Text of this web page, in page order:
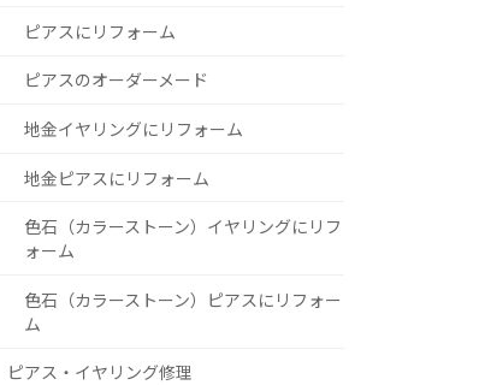
ピアスにリフォーム
ピアスのオーダーメード
地金イヤリングにリフォーム
地金ピアスにリフォーム
色石（カラーストーン）イヤリングにリフ
ォーム
色石（カラーストーン）ピアスにリフォー
ム
ピアス・イヤリング修理